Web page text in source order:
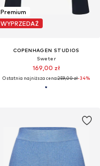
Premium
WYPRZEDAŻ
COPENHAGEN STUDIOS
Sweter
169,00 zł
Ostatnia najniższa cena:259,00 zł-34%